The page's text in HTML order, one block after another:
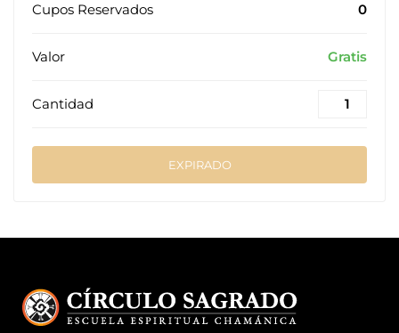
Cupos Reservados 0
Valor Gratis
Cantidad
EXPIRADO